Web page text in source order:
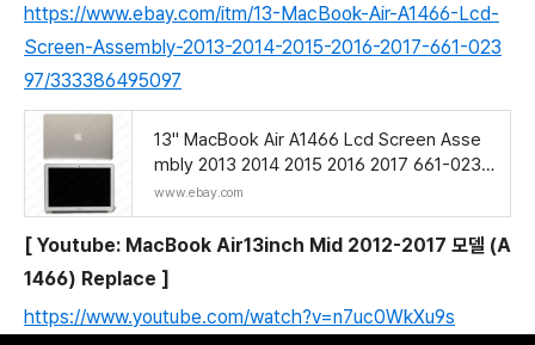
https://www.ebay.com/itm/13-MacBook-Air-A1466-Lcd-
Screen-Assembly-2013-2014-2015-2016-2017-661-023
97/333386495097
13" MacBook Air A1466 Lcd Screen Asse
mbly 2013 2014 2015 2016 2017 661-0239
7 | eBay
www.ebay.com
[ Youtube: MacBook Air13inch Mid 2012-2017 모델 (A
1466) Replace ]
https://www.youtube.com/watch?v=n7uc0WkXu9s